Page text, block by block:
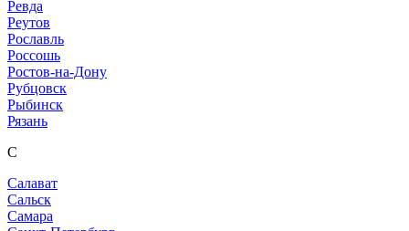
Ревда
Реутов
Рославль
Россошь
Ростов-на-Дону
Рубцовск
Рыбинск
Рязань
С
Салават
Сальск
Самара